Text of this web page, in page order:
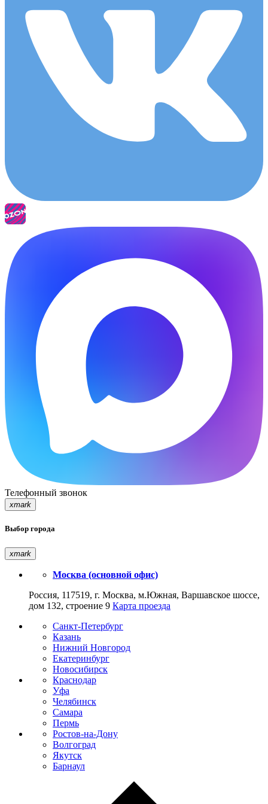
Телефонный звонок
xmark
Выбор города
xmark
Москва (основной офис)
Россия, 117519, г. Москва, м.Южная, Варшавское шоссе,
дом 132, строение 9 Карта проезда
Санкт-Петербург
Казань
Нижний Новгород
Екатеринбург
Новосибирск
Краснодар
Уфа
Челябинск
Самара
Пермь
Ростов-на-Дону
Волгоград
Якутск
Барнаул